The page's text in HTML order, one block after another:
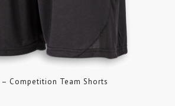
– Competition Team Shorts